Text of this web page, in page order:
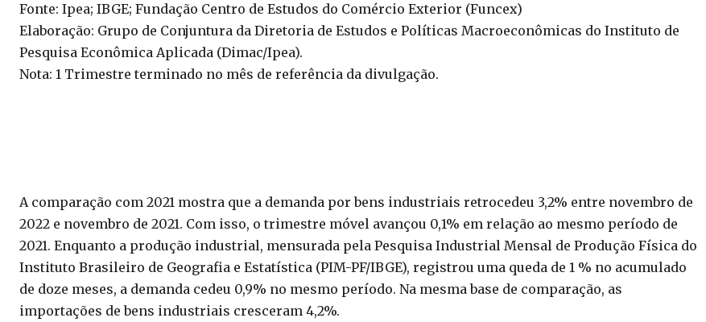
Fonte: Ipea; IBGE; Fundação Centro de Estudos do Comércio Exterior (Funcex)
Elaboração: Grupo de Conjuntura da Diretoria de Estudos e Políticas Macroeconômicas do Instituto de
Pesquisa Econômica Aplicada (Dimac/Ipea).
Nota: 1 Trimestre terminado no mês de referência da divulgação.
A comparação com 2021 mostra que a demanda por bens industriais retrocedeu 3,2% entre novembro de
2022 e novembro de 2021. Com isso, o trimestre móvel avançou 0,1% em relação ao mesmo período de
2021. Enquanto a produção industrial, mensurada pela Pesquisa Industrial Mensal de Produção Física do
Instituto Brasileiro de Geografia e Estatística (PIM-PF/IBGE), registrou uma queda de 1 % no acumulado
de doze meses, a demanda cedeu 0,9% no mesmo período. Na mesma base de comparação, as
importações de bens industriais cresceram 4,2%.